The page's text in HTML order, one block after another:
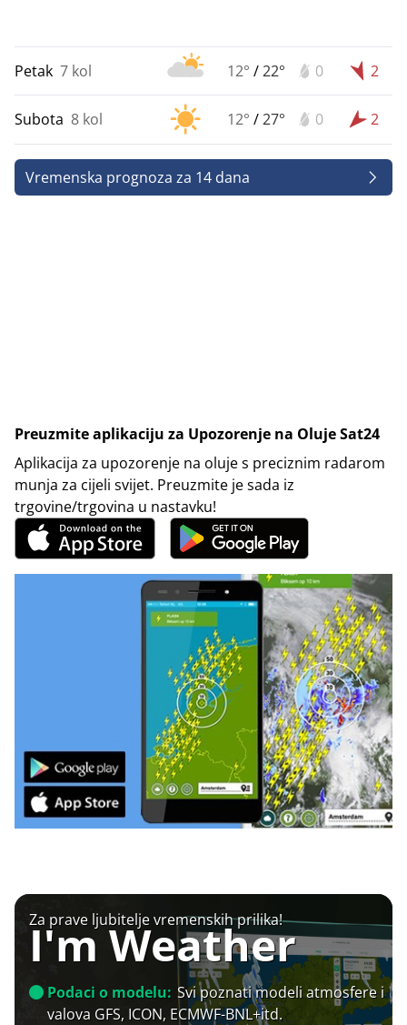
Petak 7 kol 12° /22° 0 2
Subota 8 kol 12° /27° 0 2
Vremenska prognoza za 14 dana
Preuzmite aplikaciju za Upozorenje na Oluje Sat24
Aplikacija za upozorenje na oluje s preciznim radarom
munja za cijeli svijet. Preuzmite je sada iz
trgovine/trgovina u nastavku!
Za prave ljubitelje vremenskih prilika!
I'm Weather
Podaci o modelu: Svi poznati modeli atmosfere i
valova GFS, ICON, ECMWF-BNL+itd.